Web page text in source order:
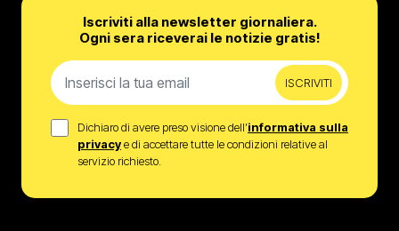
Iscriviti alla newsletter giornaliera.
Ogni sera riceverai le notizie gratis!
ISCRIVITI
Dichiaro di avere preso visione dell’informativa sulla
privacye di accettare tutte le condizioni relative al
servizio richiesto.